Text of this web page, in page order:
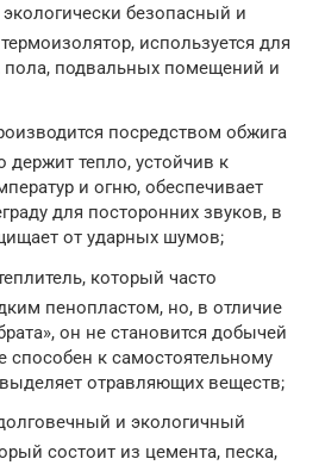
безопасный и
используется для
пола, подвальных помещений и
посредством обжига
держит тепло, устойчив к
и огню, обеспечивает
для посторонних звуков, в
от ударных шумов;
который часто
пенопластом, но, в отличие
он не становится добычей
к самостоятельному
отравляющих веществ;
и экологичный
состоит из цемента, песка,